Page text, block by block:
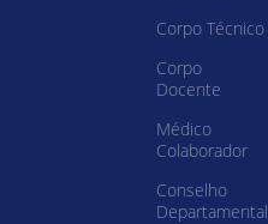
Corpo Técnico
Corpo
Docente
Médico
Colaborador
Conselho
Departamental